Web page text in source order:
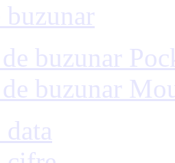
buzunar
buzunar
buzunar